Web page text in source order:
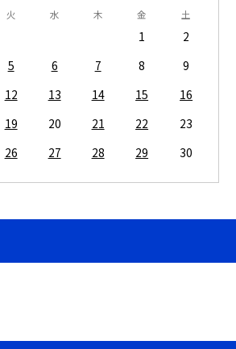
火 水 木 金 土
1
2
5 6 7 8
9
12 13 14 15
16
19 20 21 22
23
26 27 28 29 30